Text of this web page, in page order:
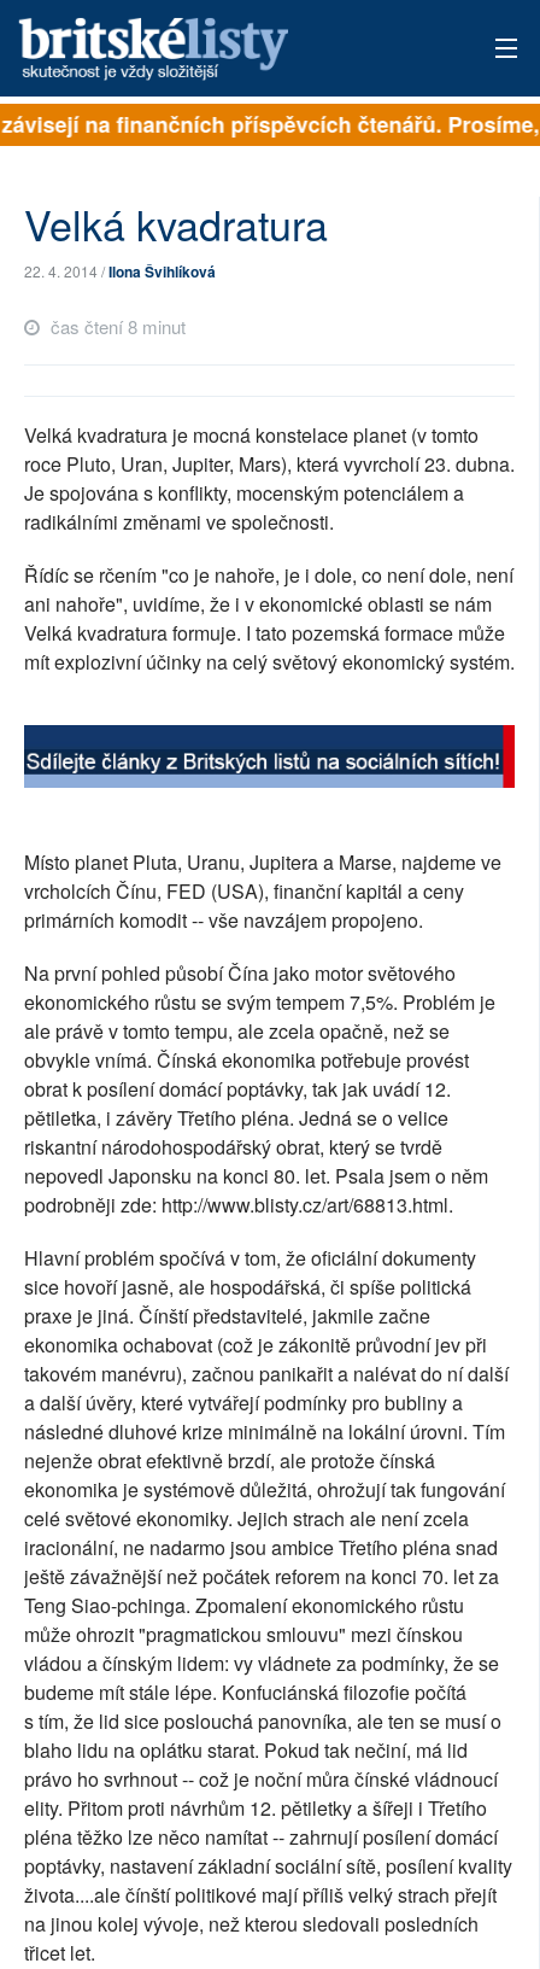
PŘIHLÁSIT
ARCHIV
AUTOŘI
PŘÍSPĚVKY NA PROVOZ
SOCIÁLNÍ SÍTĚ
RUBRIKY
PLNÁ VERZE STRÁNEK
na finančních příspěvcích čtenářů. Prosíme,
Velká kvadratura
22. 4. 2014 /Ilona Švihlíková
čas čtení 8 minut
Velká kvadratura je mocná konstelace planet (v tomto
roce Pluto, Uran, Jupiter, Mars), která vyvrcholí 23. dubna.
Je spojována s konflikty, mocenským potenciálem a
radikálními změnami ve společnosti.
Řídíc se rčením "co je nahoře, je i dole, co není dole, není
ani nahoře", uvidíme, že i v ekonomické oblasti se nám
Velká kvadratura formuje. I tato pozemská formace může
mít explozivní účinky na celý světový ekonomický systém.
Místo planet Pluta, Uranu, Jupitera a Marse, najdeme ve
vrcholcích Čínu, FED (USA), finanční kapitál a ceny
primárních komodit -- vše navzájem propojeno.
Na první pohled působí Čína jako motor světového
ekonomického růstu se svým tempem 7,5%. Problém je
ale právě v tomto tempu, ale zcela opačně, než se
obvykle vnímá. Čínská ekonomika potřebuje provést
obrat k posílení domácí poptávky, tak jak uvádí 12.
pětiletka, i závěry Třetího pléna. Jedná se o velice
riskantní národohospodářský obrat, který se tvrdě
nepovedl Japonsku na konci 80. let. Psala jsem o něm
podrobněji zde: http://www.blisty.cz/art/68813.html.
Hlavní problém spočívá v tom, že oficiální dokumenty
sice hovoří jasně, ale hospodářská, či spíše politická
praxe je jiná. Čínští představitelé, jakmile začne
ekonomika ochabovat (což je zákonitě průvodní jev při
takovém manévru), začnou panikařit a nalévat do ní další
a další úvěry, které vytvářejí podmínky pro bubliny a
následné dluhové krize minimálně na lokální úrovni. Tím
nejenže obrat efektivně brzdí, ale protože čínská
ekonomika je systémově důležitá, ohrožují tak fungování
celé světové ekonomiky. Jejich strach ale není zcela
iracionální, ne nadarmo jsou ambice Třetího pléna snad
ještě závažnější než počátek reforem na konci 70. let za
Teng Siao-pchinga. Zpomalení ekonomického růstu
může ohrozit "pragmatickou smlouvu" mezi čínskou
vládou a čínským lidem: vy vládnete za podmínky, že se
budeme mít stále lépe. Konfuciánská filozofie počítá
s tím, že lid sice poslouchá panovníka, ale ten se musí o
blaho lidu na oplátku starat. Pokud tak nečiní, má lid
právo ho svrhnout -- což je noční můra čínské vládnoucí
elity. Přitom proti návrhům 12. pětiletky a šířeji i Třetího
pléna těžko lze něco namítat -- zahrnují posílení domácí
poptávky, nastavení základní sociální sítě, posílení kvality
života....ale čínští politikové mají příliš velký strach přejít
na jinou kolej vývoje, než kterou sledovali posledních
třicet let.